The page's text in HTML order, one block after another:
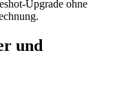
Upgrade ohne
und